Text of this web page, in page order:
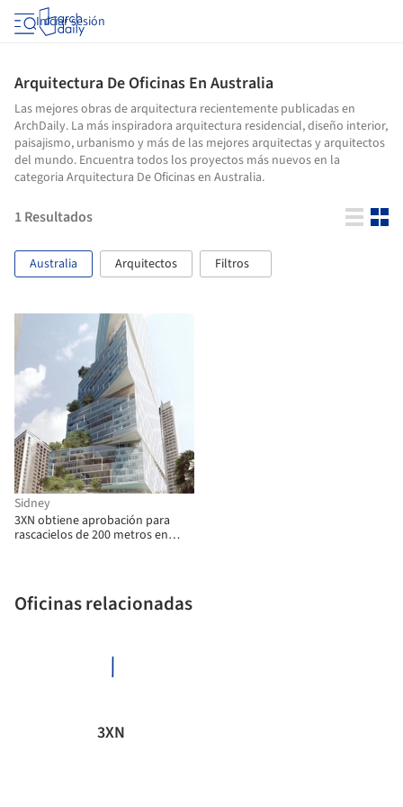
Iniciar sesión
Arquitectura De Oficinas En Australia
Las mejores obras de arquitectura recientemente publicadas en
ArchDaily. La más inspiradora arquitectura residencial, diseño interior,
paisajismo, urbanismo y más de las mejores arquitectas y arquitectos
del mundo. Encuentra todos los proyectos más nuevos en la
categoria Arquitectura De Oficinas en Australia.
1Resultados
Australia Arquitectos Filtros
Sidney
3XN obtiene aprobación para
rascacielos de 200 metros en
Oficinas relacionadas
3XN